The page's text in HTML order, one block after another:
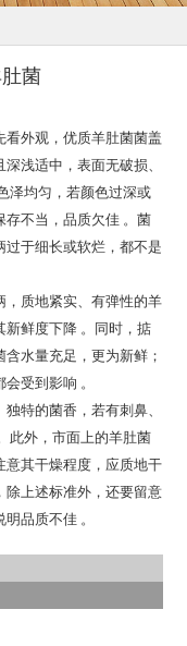
菌
外观，优质羊肚菌菌盖
浅适中，表面无破损、
泽均匀，若颜色过深或
存不当，品质欠佳 。菌
于细长或软烂，都不是
，质地紧实、有弹性的羊
新鲜度下降 。同时，掂
水量充足，更为新鲜；
受到影响 。
特的菌香，若有刺鼻、
此外，市面上的羊肚菌
意其干燥程度，应质地干
除上述标准外，还要留意
品质不佳 。